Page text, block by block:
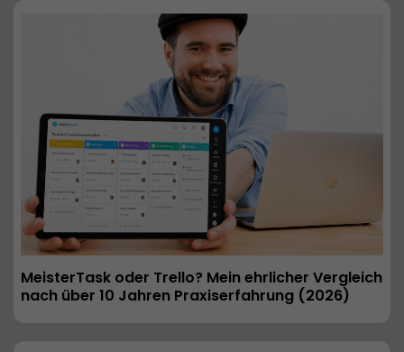
MeisterTask oder Trello? Mein ehrlicher Vergleich
nach über 10 Jahren Praxiserfahrung (2026)